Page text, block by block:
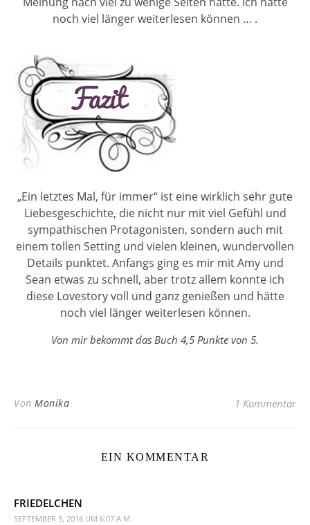
noch viel länger weiterlesen können … .
„Ein letztes Mal, für immer“ ist eine wirklich sehr gute
Liebesgeschichte, die nicht nur mit viel Gefühl und
sympathischen Protagonisten, sondern auch mit
einem tollen Setting und vielen kleinen, wundervollen
Details punktet. Anfangs ging es mir mit Amy und
Sean etwas zu schnell, aber trotz allem konnte ich
diese Lovestory voll und ganz genießen und hätte
noch viel länger weiterlesen können.
Von mir bekommt das Buch 4,5 Punkte von 5.
Von Monika 1 Kommentar
EIN KOMMENTAR
FRIEDELCHEN
SEPTEMBER 5, 2016 UM 6:07 A.M.